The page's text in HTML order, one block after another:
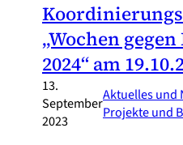
„Wochen
2024“ am
13.
September
2023
Aktuelles und
Projekte und